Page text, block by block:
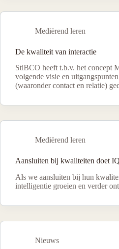
Mediërend leren
De kwaliteit van interactie
StiBCO heeft t.b.v. het concept
volgende visie en
(waaronder contact en relatie)
Mediërend leren
Aansluiten bij kwaliteiten doet
Als we aansluiten bij hun
intelligentie groeien en verder
Nieuws